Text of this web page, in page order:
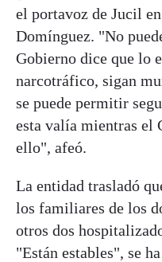
el portavoz de Jucil
Domínguez. "No
Gobierno dice que lo
narcotráfico, sigan
se puede permitir
esta valía mientras el
ello", afeó.
La entidad trasladó
los familiares de los
otros dos
"Están estables", se